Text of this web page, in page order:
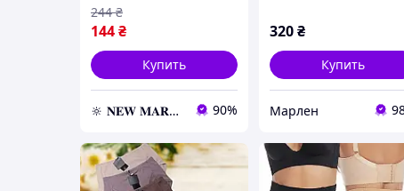
144₴
244 ₴
Купить
🔆 𝐍𝐄𝐖 𝐌𝐀𝐑𝐊𝐄𝐓 🔆 – Продукция премиум-класса от официального представителя! 90%
320₴
Купить
Марлен